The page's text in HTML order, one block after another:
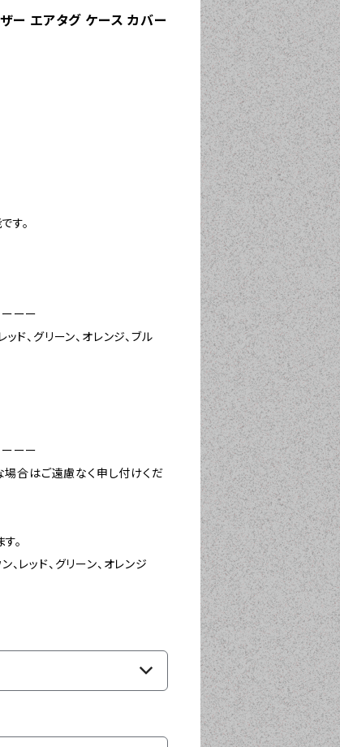
エアタグ ケース カバー
す。
ーー
ド、グリーン、オレンジ、ブル
ーー
合はご遠慮なく申し付けくだ
。
、レッド、グリーン、オレンジ